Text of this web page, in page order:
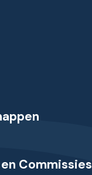
Commissies